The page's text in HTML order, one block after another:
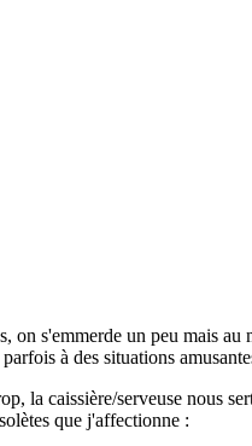
s'emmerde un peu mais au
à des situations
la caissière/serveuse nous
que j'affectionne :